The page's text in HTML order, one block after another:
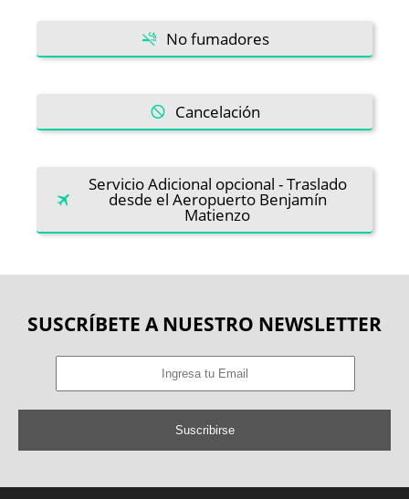
No fumadores
Cancelación
Servicio Adicional opcional - Traslado
desde el Aeropuerto Benjamín
Matienzo
SUSCRÍBETE A NUESTRO NEWSLETTER
Suscribirse